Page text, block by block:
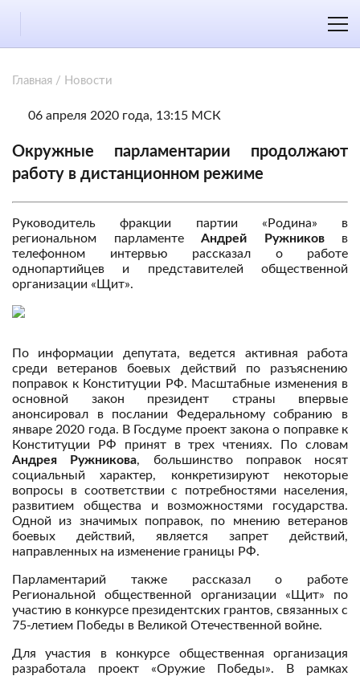
Главная / Новости
06 апреля 2020 года, 13:15 МСК
Окружные парламентарии продолжают
работу в дистанционном режиме
Руководитель фракции партии «Родина» в
региональном парламенте Андрей Ружниковв
телефонном интервью рассказал о работе
однопартийцев и представителей общественной
организации «Щит».
По информации депутата, ведется активная работа
среди ветеранов боевых действий по разъяснению
поправок к Конституции РФ. Масштабные изменения в
основной закон президент страны впервые
анонсировал в послании Федеральному собранию в
январе 2020 года. В Госдуме проект закона о поправке к
Конституции РФ принят в трех чтениях. По словам
Андрея Ружникова, большинство поправок носят
социальный характер, конкретизируют некоторые
вопросы в соответствии с потребностями населения,
развитием общества и возможностями государства.
Одной из значимых поправок, по мнению ветеранов
боевых действий, является запрет действий,
направленных на изменение границы РФ.
Парламентарий также рассказал о работе
Региональной общественной организации «Щит» по
участию в конкурсе президентских грантов, связанных с
75-летием Победы в Великой Отечественной войне.
Для участия в конкурсе общественная организация
разработала проект «Оружие Победы». В рамках